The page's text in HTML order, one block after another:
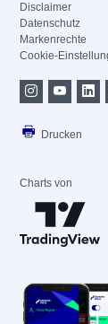
Disclaimer
Datenschutz
Markenrechte
Cookie-
Drucken
Charts von